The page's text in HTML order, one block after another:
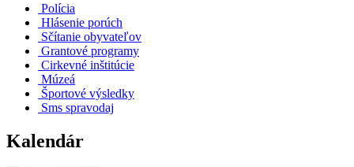
Polícia
Hlásenie porúch
Sčítanie obyvateľov
Grantové programy
Cirkevné inštitúcie
Múzeá
Športové výsledky
Sms spravodaj
Kalendár